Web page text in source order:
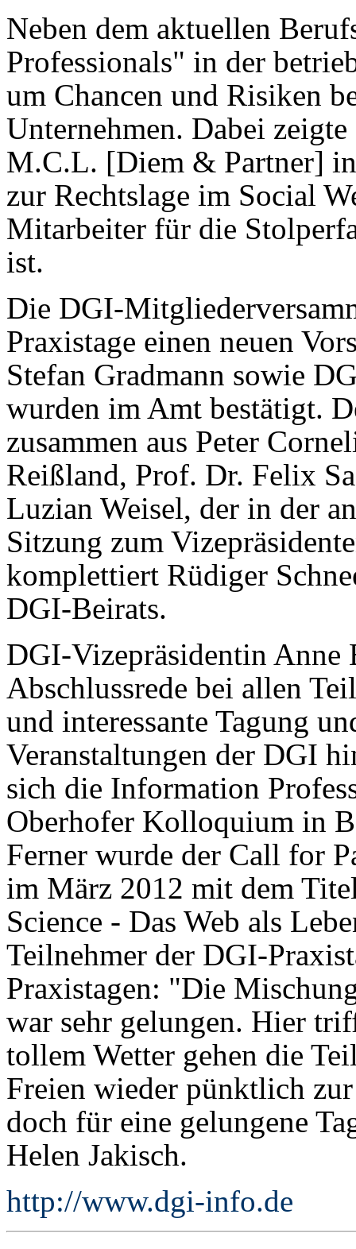
Neben dem aktuellen
Professionals" in der
um Chancen und Risiken
Unternehmen. Dabei
M.C.L. [Diem & Partner]
zur Rechtslage im Social
Mitarbeiter für die
ist.
Die DGI-
Praxistage einen neuen
Stefan Gradmann sowie
wurden im Amt bestätigt.
zusammen aus Peter
Reißland, Prof. Dr. Felix
Luzian Weisel, der in der
Sitzung zum
komplettiert Rüdiger
DGI-Beirats.
DGI-Vizepräsidentin Anne
Abschlussrede bei allen
und interessante Tagung
Veranstaltungen der DGI
sich die Information
Oberhofer Kolloquium in
Ferner wurde der Call for
im März 2012 mit dem
Science - Das Web als
Teilnehmer der DGI-
Praxistagen: "Die
war sehr gelungen. Hier
tollem Wetter gehen die
Freien wieder pünktlich
doch für eine gelungene
Helen Jakisch.
http://www.dgi-info.de